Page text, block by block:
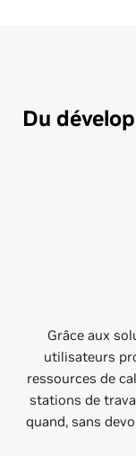
Du
Grâce aux
utilisateurs
ressources de
stations de
quand, sans